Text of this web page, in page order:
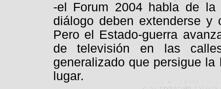
-el Forum 2004 habla de
diálogo deben extenderse y
Pero el Estado-guerra
de televisión en las
generalizado que persigue
lugar.